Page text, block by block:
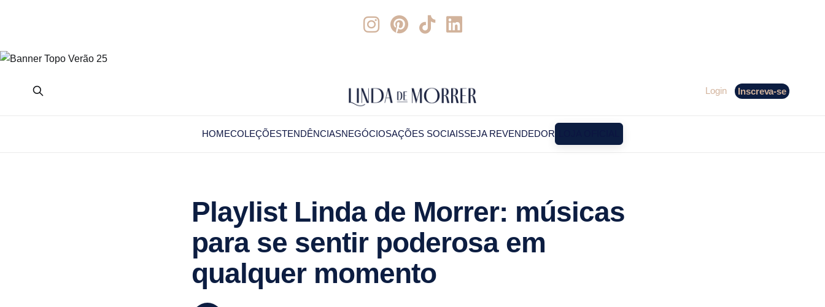
HOMECOLEÇÕESTENDÊNCIASNEGÓCIOSAÇÕES SOCIAISSEJA REVENDEDOR
Login Inscreva-se
Playlist Linda de Morrer: músicas
para se sentir poderosa em
qualquer momento